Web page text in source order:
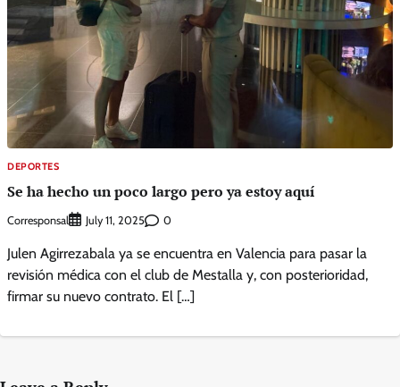
DEPORTES
Se ha hecho un poco largo pero ya estoy aquí
Corresponsal July 11, 2025 0
Julen Agirrezabala ya se encuentra en Valencia para pasar la
revisión médica con el club de Mestalla y, con posterioridad,
firmar su nuevo contrato. El […]